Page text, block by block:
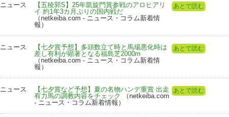
ニュース
【五稜郭S】25年凱旋門賞参戦のアロヒアリ
イ 約1年3カ月ぶりの国内戦だ
（netkeiba.com - ニュース・コラム新着情
報）
あとで読む
ニュース
【七夕賞予想】多頭数立て時と馬場悪化時は
差し有利が顕著となる福島芝2000m
（netkeiba.com - ニュース・コラム新着情
報）
あとで読む
ニュース
【七夕賞など予想】夏の名物ハンデ重賞 出走
有力馬の調教内容をチェック
（netkeiba.com
- ニュース・コラム新着情報）
あとで読む